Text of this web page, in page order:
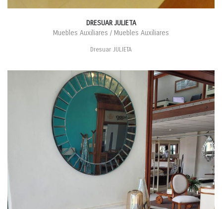
DRESUAR JULIETA
Muebles Auxiliares / Muebles Auxiliares
Dresuar JULIETA